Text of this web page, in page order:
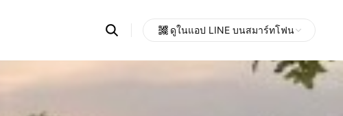
Search
OpenChats
messages
search
ดูในแอป LINE บนสมาร์ทโฟน